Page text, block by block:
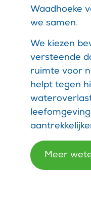
Waadhoeke
we samen.
We kiezen
versteende
ruimte voor
helpt tegen
Meer